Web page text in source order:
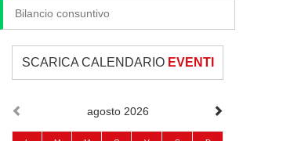
Bilancio consuntivo
SCARICA CALENDARIO EVENTI
agosto 2026